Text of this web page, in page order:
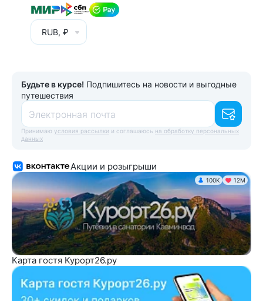
RUB, ₽
Будьте в курсе! Подпишитесь на новости и выгодные
путешествия
Электронная почта
Принимаю условия рассылки и соглашаюсь на обработку персональных
данных
Акции и розыгрыши
100K 12М
Карта гостя Курорт26.ру